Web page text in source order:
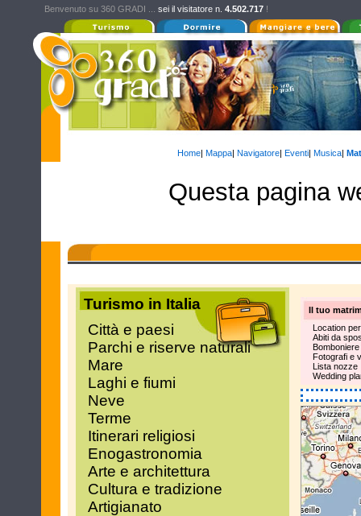
Benvenuto su 360 GRADI ... sei il visitatore n. 4.502.717 !
Home| Mappa| Navigatore| Eventi| Musica|
Questa pagina
Turismo in Italia
Città e paesi
Parchi e riserve naturali
Mare
Laghi e fiumi
Neve
Terme
Itinerari religiosi
Enogastronomia
Arte e architettura
Cultura e tradizione
Artigianato
Il tuo
Location
Abiti da
Fotografi e
Lista nozze
Wedding